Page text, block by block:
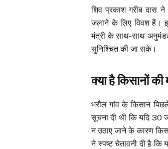
शिव प्रकाश गरीब दास
जलाने के लिए विवश हैं।
मंत्री के साथ-साथ अनुमंडल
सुनिश्चित की जा सके।
क्या है किसानों की
भरौल गांव के किसान
सूचना दी थी कि यदि 30
न उठाए जाने के कारण
ने स्पष्ट चेतावनी दी है